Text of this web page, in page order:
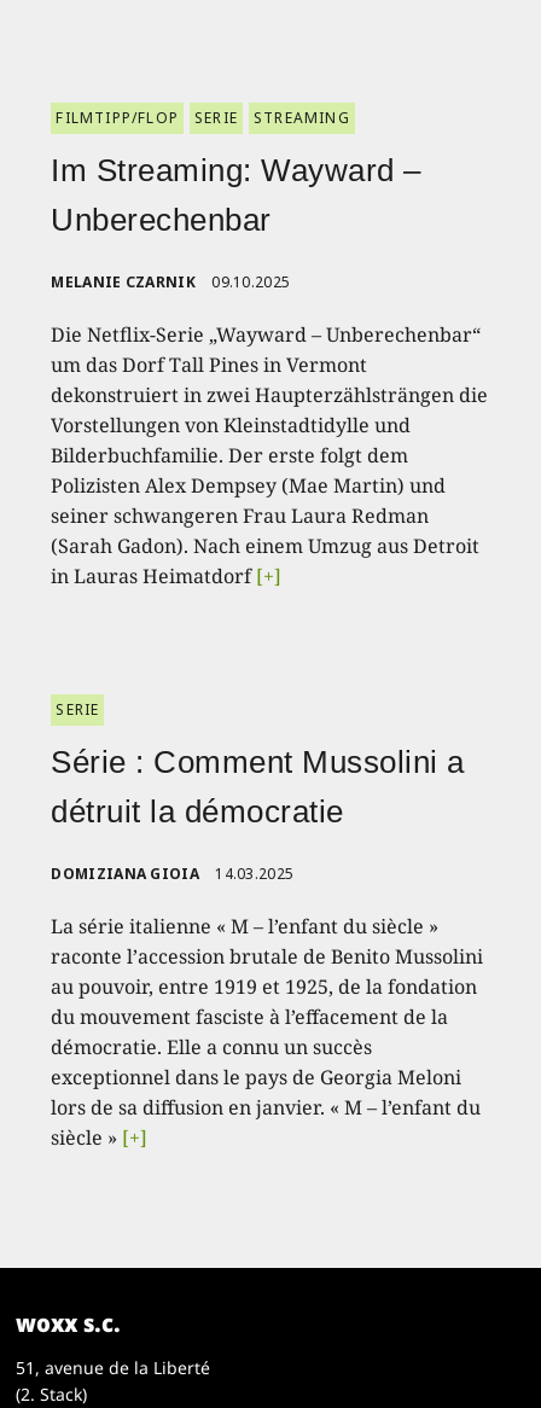
FILMTIPP/FLOP SERIE STREAMING
Im Streaming: Wayward –
Unberechenbar
MELANIE CZARNIK 09.10.2025
Die Netflix-Serie „Wayward – Unberechenbar“
um das Dorf Tall Pines in Vermont
dekonstruiert in zwei Haupterzählsträngen die
Vorstellungen von Kleinstadtidylle und
Bilderbuchfamilie. Der erste folgt dem
Polizisten Alex Dempsey (Mae Martin) und
seiner schwangeren Frau Laura Redman
(Sarah Gadon). Nach einem Umzug aus Detroit
in Lauras Heimatdorf[+]
SERIE
Série : Comment Mussolini a
détruit la démocratie
DOMIZIANA GIOIA 14.03.2025
La série italienne « M – l’enfant du siècle »
raconte l’accession brutale de Benito Mussolini
au pouvoir, entre 1919 et 1925, de la fondation
du mouvement fasciste à l’effacement de la
démocratie. Elle a connu un succès
exceptionnel dans le pays de Georgia Meloni
lors de sa diffusion en janvier. « M – l’enfant du
siècle » [+]
woxx s.c.
51, avenue de la Liberté
(2. Stack)